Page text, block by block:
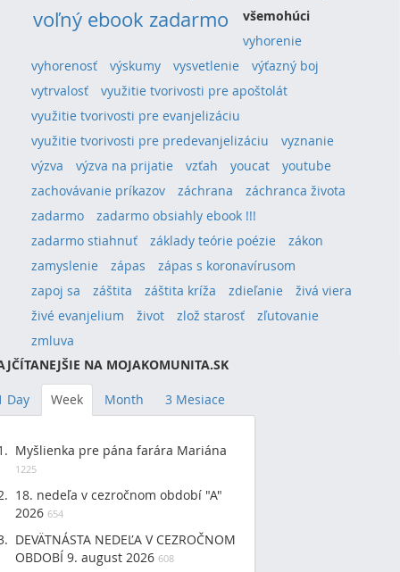
voľný ebook zadarmo
všemohúci
vyhorenie
vyhorenosť
výskumy vysvetlenie
výťazný boj
vytrvalosť
využitie tvorivosti pre apoštolát
využitie tvorivosti pre evanjelizáciu
využitie tvorivosti pre predevanjelizáciu
vyznanie
výzva
výzva na prijatie vzťah youcat
youtube
zachovávanie príkazov
záchrana
záchranca života
zadarmo
zadarmo obsiahly ebook !!!
zadarmo stiahnuť
základy teórie poézie
zákon
zamyslenie
zápas
zápas s koronavírusom
zapoj sa
záštita záštita kríža zdieľanie
živá viera
živé evanjelium
život zlož starosť
zľutovanie
zmluva
NA MOJAKOMUNITA.SK
Day Week Month 3 Mesiace
Myšlienka pre pána farára Mariána
1225
18. nedeľa v cezročnom období "A"
2026 654
DEVÄTNÁSTA NEDEĽA V CEZROČNOM
OBDOBÍ 9. august 2026 608